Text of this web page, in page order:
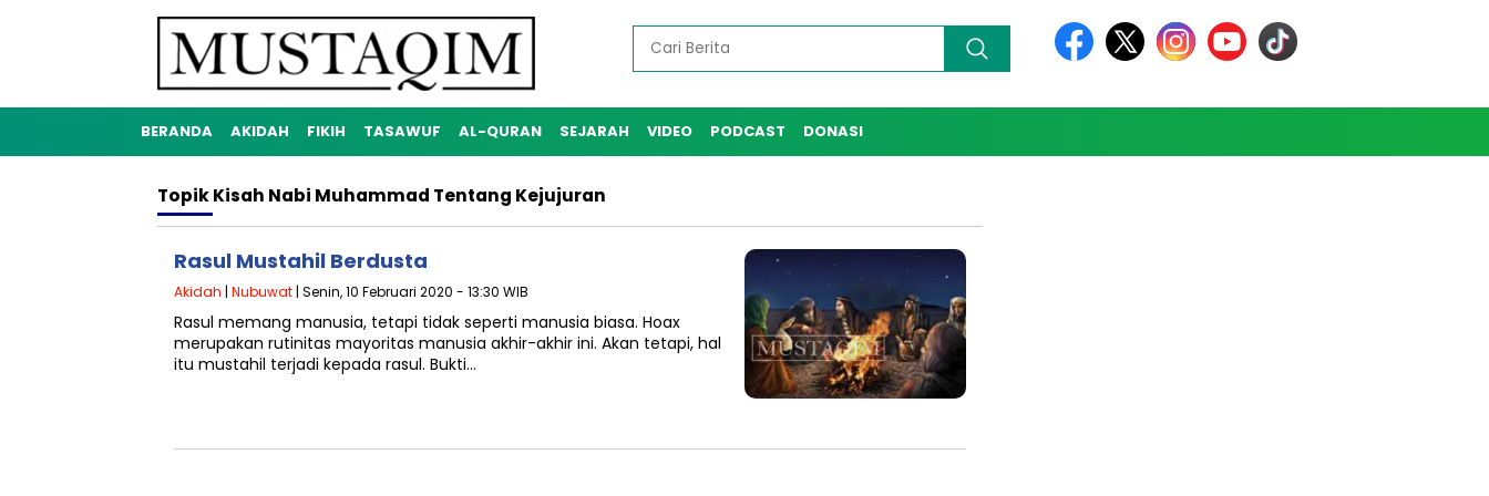
BERANDA AKIDAH FIKIH TASAWUF AL-QURAN SEJARAH VIDEO PODCAST DONASI
TopikKisah Nabi Muhammad Tentang Kejujuran
Rasul Mustahil Berdusta
Akidah | Nubuwat | Senin, 10 Februari 2020 - 13:30 WIB
Rasul memang manusia, tetapi tidak seperti manusia biasa. Hoax
merupakan rutinitas mayoritas manusia akhir-akhir ini. Akan tetapi, hal
itu mustahil terjadi kepada rasul. Bukti…